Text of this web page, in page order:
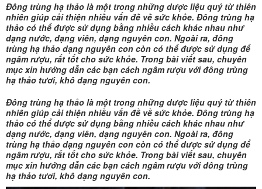
Đông trùng hạ thảo là một trong những dược liệu quý từ thiên
nhiên giúp cải thiện nhiều vấn đề về sức khỏe. Đông trùng hạ
thảo có thể được sử dụng bằng nhiều cách khác nhau như
dạng nước, dạng viên, dạng nguyên con. Ngoài ra, đông
trùng hạ thảo dạng nguyên con còn có thể được sử dụng để
ngâm rượu, rất tốt cho sức khỏe. Trong bài viết sau, chuyên
mục xin hướng dẫn các bạn cách ngâm rượu với đông trùng
hạ thảo tươi, khô dạng nguyên con.
Đông trùng hạ thảo là một trong những dược liệu quý từ thiên
nhiên giúp cải thiện nhiều vấn đề về sức khỏe. Đông trùng hạ
thảo có thể được sử dụng bằng nhiều cách khác nhau như
dạng nước, dạng viên, dạng nguyên con. Ngoài ra, đông
trùng hạ thảo dạng nguyên con còn có thể được sử dụng để
ngâm rượu, rất tốt cho sức khỏe. Trong bài viết sau, chuyên
mục xin hướng dẫn các bạn cách ngâm rượu với đông trùng
hạ thảo tươi, khô dạng nguyên con.